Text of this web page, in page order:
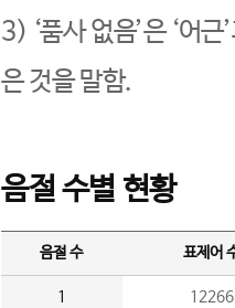
3) ‘품사 없음’은 ‘어
은 것을 말함.
음절 수별 현황
음절 수 표제어
1 12266